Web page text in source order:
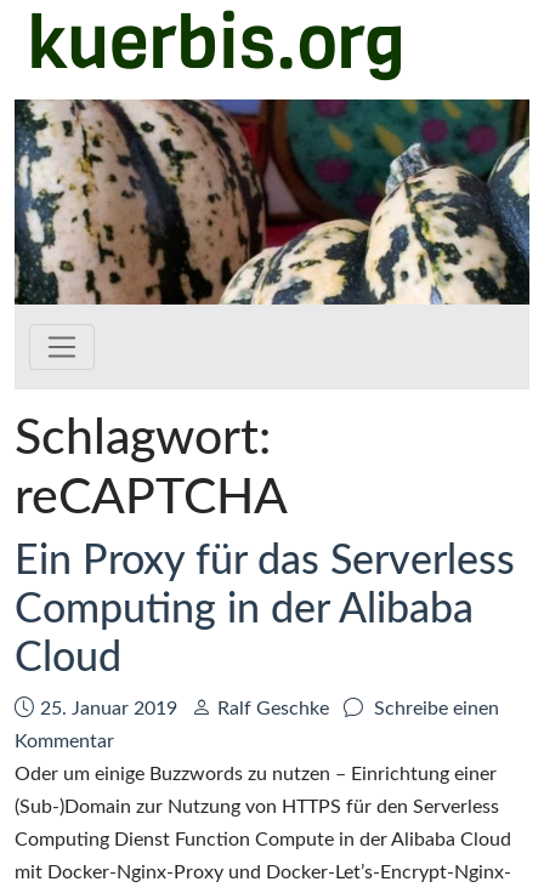
Zum Hauptinhalt springen
kuerbis.org
Schlagwort:
reCAPTCHA
Ein Proxy für das Serverless
Computing in der Alibaba
Cloud
Datum:
25. Januar 2019 Autor:
Ralf Geschke
Schreibe einen
Kommentarzu
Ein
Proxy
für
das
Oder um einige Buzzwords zu nutzen – Einrichtung einer
(Sub-)Domain zur Nutzung von HTTPS für den Serverless
Computing Dienst Function Compute in der Alibaba Cloud
mit Docker-Nginx-Proxy und Docker-Let’s-Encrypt-Nginx-